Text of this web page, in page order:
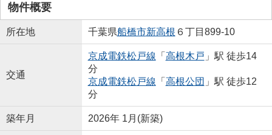
物件概要
所在地 千葉県船橋市新高根 ６丁目899-10
交通
京成電鉄松戸線 「 高根木戸 」駅 徒歩14
分
京成電鉄松戸線 「 高根公団 」駅 徒歩12
分
築年月 2026年 1月(新築)